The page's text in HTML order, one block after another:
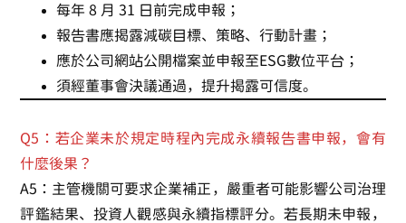
每年 8 月 31 日前完成申報；
報告書應揭露減碳目標、策略、行動計畫；
應於公司網站公開檔案並申報至ESG數位平台；
須經董事會決議通過，提升揭露可信度。
Q5：若企業未於規定時程內完成永續報告書申報，會有
什麼後果？
A5：主管機關可要求企業補正，嚴重者可能影響公司治理
評鑑結果、投資人觀感與永續指標評分。若長期未申報，